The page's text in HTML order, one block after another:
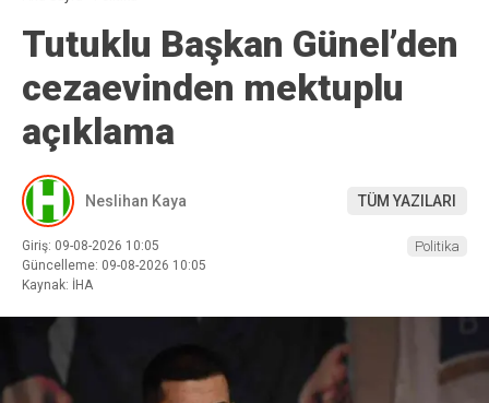
Tutuklu Başkan Günel’den
cezaevinden mektuplu
açıklama
Neslihan Kaya TÜM YAZILARI
Giriş: 09-08-2026 10:05
Güncelleme: 09-08-2026 10:05
Kaynak: İHA
Politika